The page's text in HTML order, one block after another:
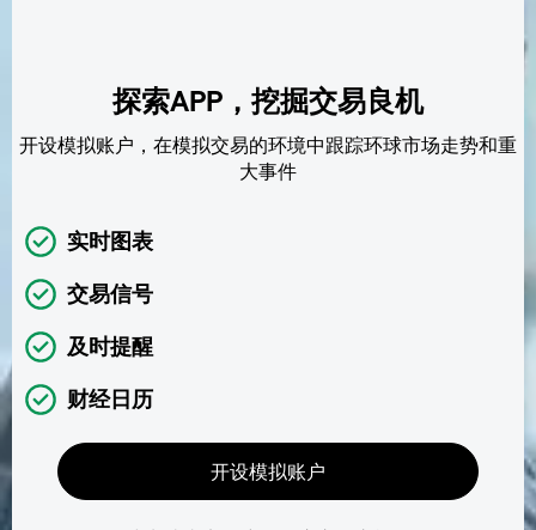
探索APP，挖掘交易良机
开设模拟账户，在模拟交易的环境中跟踪环球市场走势和重
大事件
实时图表
交易信号
及时提醒
财经日历